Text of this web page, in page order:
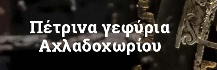
Πέτρινα γεφύρια
Αχλαδοχωρίου